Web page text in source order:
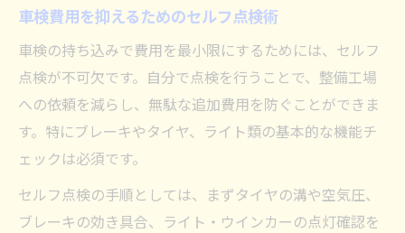
車検費用を抑えるためのセルフ点検術
車検の持ち込みで費用を最小限にするためには、セルフ
点検が不可欠です。自分で点検を行うことで、整備工場
への依頼を減らし、無駄な追加費用を防ぐことができま
す。特にブレーキやタイヤ、ライト類の基本的な機能チ
ェックは必須です。
セルフ点検の手順としては、まずタイヤの溝や空気圧、
ブレーキの効き具合、ライト・ウインカーの点灯確認を